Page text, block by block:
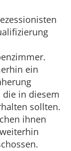
ein
die in diesem
sollten.
ihnen